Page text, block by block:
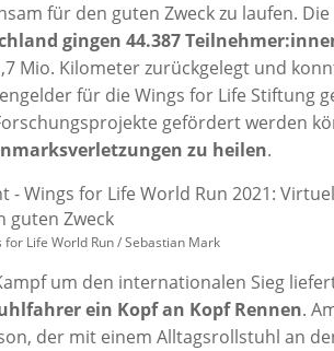
für den guten Zweck zu laufen.
gingen 44.387
Mio. Kilometer zurückgelegt und
für die Wings for Life Stiftung
gefördert werden
zu heilen.
for Life World Run / Sebastian Mark
um den internationalen Sieg
ein Kopf an Kopf Rennen.
der mit einem Alltagsrollstuhl an